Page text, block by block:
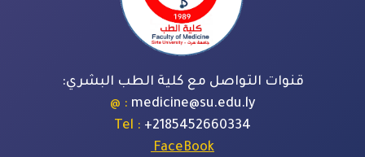
قنوات التواصل مع كلية الطب البشري:
medicine@su.edu.ly
: @
2185452660334
+
: Tel
FaceBook